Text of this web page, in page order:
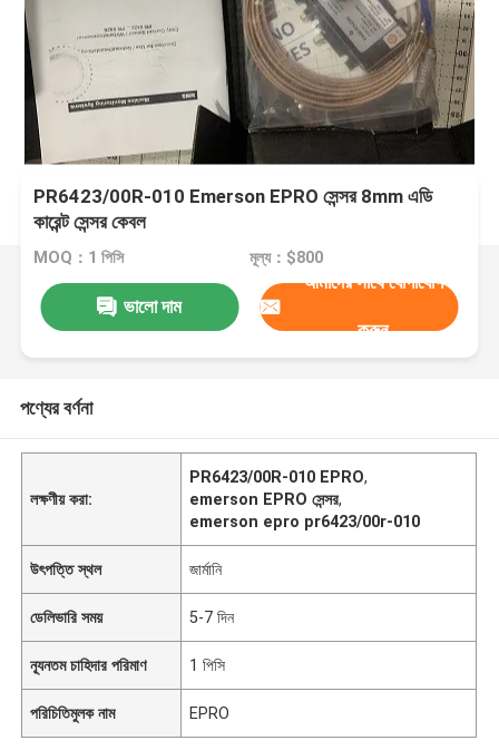
PR6423/00R-010 Emerson EPRO সেন্সর 8mm এডি
কারেন্ট সেন্সর কেবল
MOQ：1 পিসি মূল্য：$800
ভালো দাম
আমাদের সাথে যোগাযোগ
করুন
পণ্যের বর্ণনা
লক্ষণীয় করা:
PR6423/00R-010 EPRO,
emerson EPRO সেন্সর,
emerson epro pr6423/00r-010
উৎপত্তি স্থল জার্মানি
ডেলিভারি সময় 5-7 দিন
ন্যূনতম চাহিদার পরিমাণ 1 পিসি
পরিচিতিমুলক নাম EPRO